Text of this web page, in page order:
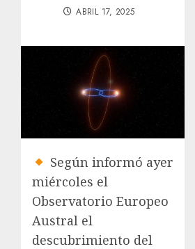
ABRIL 17, 2025
Según informó ayer
miércoles el
Observatorio Europeo
Austral el
descubrimiento del